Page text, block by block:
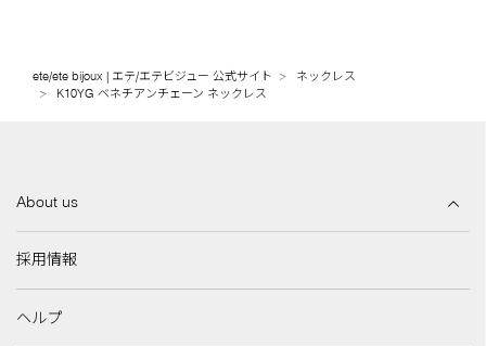
ete/ete bijoux | エテ/エテビジュー 公式サイト
ネックレス
K10YG ベネチアンチェーン ネックレス
About us
採用情報
ヘルプ